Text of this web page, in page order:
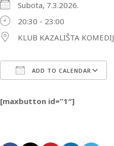
Subota, 7.3.2026.
20:30 - 23:00
KLUB KAZALIŠTA
ADD TO CALENDAR
[maxbutton id=”1″]